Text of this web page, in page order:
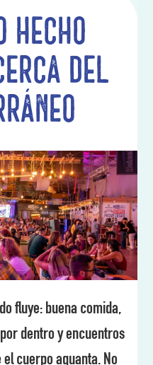
hecho
del
fluye: buena comida,
dentro y encuentros
cuerpo aguanta. No